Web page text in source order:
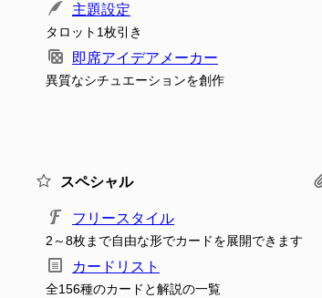
主題設定
タロット1枚引き
即席アイデアメーカー
異質なシチュエーションを創作
スペシャル
フリースタイル
2～8枚まで自由な形でカードを展開できます
カードリスト
全156種のカードと解説の一覧